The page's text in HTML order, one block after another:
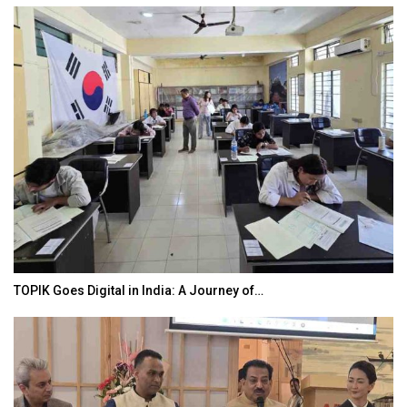
TOPIK Goes Digital in India: A Journey of…